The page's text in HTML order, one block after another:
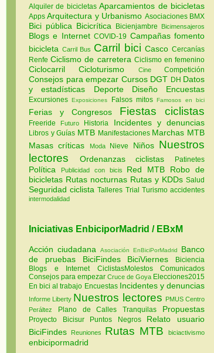
Alquiler de bicicletasAparcamientos de bicicletas
AppsArquitectura y Urbanismo Asociaciones BMX
Bici pública Bicicrítica Bicienjambre Bicimensajeros
Blogs e InternetCOVID-19 Campañas fomento
bicicleta Carril Bus Carril biciCascoCercanías
RenfeCiclismo de carretera Ciclismo en femenino
CiclocarrilCicloturismo CineCompetición
Consejos para empezar Cursos DGT DH Datos
y estadísticas Deporte Diseño Encuestas
ExcursionesExposiciones Falsos mitosFamosos en bici
Ferias y Congresos Fiestas ciclistas
Freeride Futuro Historia Incidentes y denuncias
Libros y Guías MTB Manifestaciones Marchas MTB
Masas críticas
Moda Nieve Niños Nuestros
lectores
Ordenanzas ciclistas Patinetes
Política Publicidad con bicis Red MTB Robo de
bicicletas Rutas nocturnas Rutas y KDDs Salud
Seguridad ciclistaTalleres Trial Turismoaccidentes
intermodalidad
Iniciativas EnbiciporMadrid / EBxM
Acción ciudadana Asociación EnBiciPorMadrid
Banco
de pruebas
BiciFindes BiciViernes
Biciencia
Blogs e Internet
CiclistasMolestos
Comunicados
Consejos para empezar Cruce de Goya Elecciones2015
En bici al trabajo Encuestas Incidentes y denuncias
Informe Liberty Nuestros lectores
PMUS Centro
Peráltez
Plano de Calles Tranquilas Propuestas
Proyecto Bicisur Puntos Negros
Relato usuario
BiciFindes
Reuniones Rutas MTB biciactivismo
enbicipormadrid